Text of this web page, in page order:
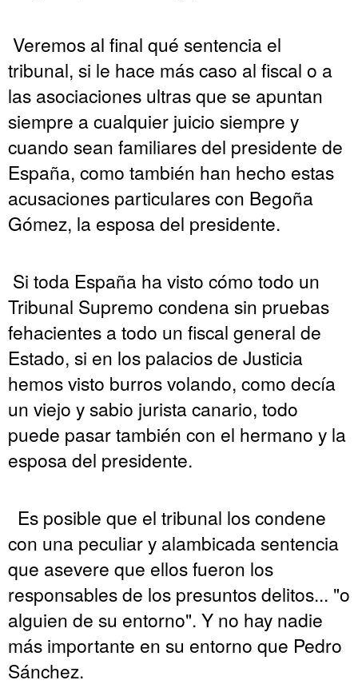
Veremos al final qué sentencia el
tribunal, si le hace más caso al fiscal o a
las asociaciones ultras que se apuntan
siempre a cualquier juicio siempre y
cuando sean familiares del presidente de
España, como también han hecho estas
acusaciones particulares con Begoña
Gómez, la esposa del presidente.
Si toda España ha visto cómo todo un
Tribunal Supremo condena sin pruebas
fehacientes a todo un fiscal general de
Estado, si en los palacios de Justicia
hemos visto burros volando, como decía
un viejo y sabio jurista canario, todo
puede pasar también con el hermano y la
esposa del presidente.
Es posible que el tribunal los condene
con una peculiar y alambicada sentencia
que asevere que ellos fueron los
responsables de los presuntos delitos... "o
alguien de su entorno". Y no hay nadie
más importante en su entorno que Pedro
Sánchez.